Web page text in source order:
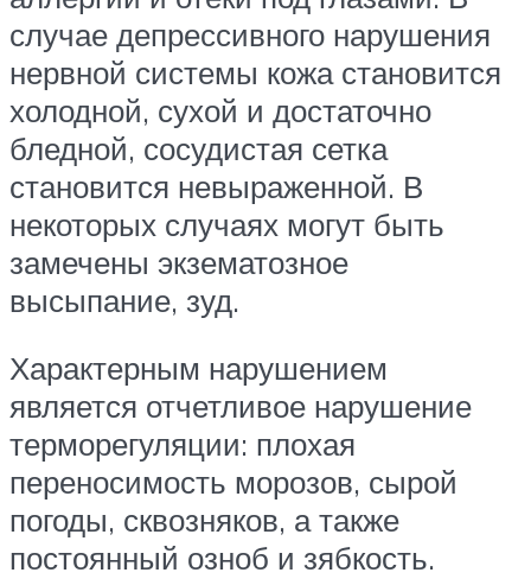
случае депрессивного нарушения
нервной системы кожа становится
холодной, сухой и достаточно
бледной, сосудистая сетка
становится невыраженной. В
некоторых случаях могут быть
замечены экзематозное
высыпание, зуд.
Характерным нарушением
является отчетливое нарушение
терморегуляции: плохая
переносимость морозов, сырой
погоды, сквозняков, а также
постоянный озноб и зябкость.